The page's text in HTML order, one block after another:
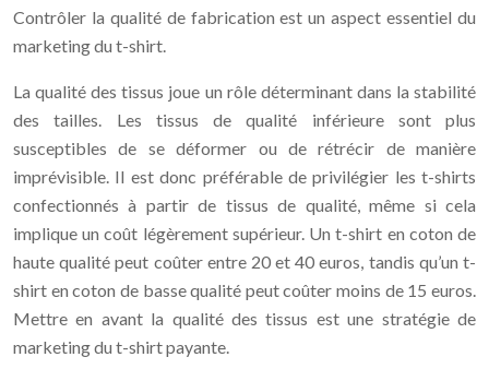
Contrôler la qualité de fabrication est un aspect essentiel du
marketing du t-shirt.
La qualité des tissus joue un rôle déterminant dans la stabilité
des tailles. Les tissus de qualité inférieure sont plus
susceptibles de se déformer ou de rétrécir de manière
imprévisible. Il est donc préférable de privilégier les t-shirts
confectionnés à partir de tissus de qualité, même si cela
implique un coût légèrement supérieur. Un t-shirt en coton de
haute qualité peut coûter entre 20 et 40 euros, tandis qu’un t-
shirt en coton de basse qualité peut coûter moins de 15 euros.
Mettre en avant la qualité des tissus est une stratégie de
marketing du t-shirt payante.